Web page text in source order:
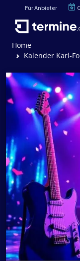
Für Anbieter
Home
Kalender Karl-